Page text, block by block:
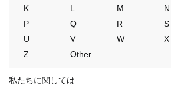
K
L M N
P
Q R S
U
V W X
Z
Other
私たちに関しては